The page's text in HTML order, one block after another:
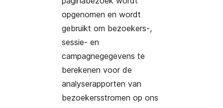
opgenomen en wordt
gebruikt om bezoekers-,
sessie- en
campagnegegevens te
berekenen voor de
analyserapporten van
bezoekersstromen op ons